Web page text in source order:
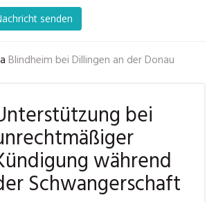
senden
Blindheim bei Dillingen an der Donau
bei
während
Schwangerschaft